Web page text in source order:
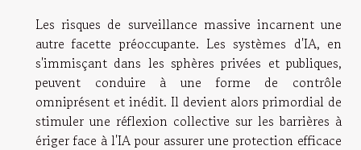
Les risques de surveillance massive incarnent une
autre facette préoccupante. Les systèmes d'IA, en
s'immisçant dans les sphères privées et publiques,
peuvent conduire à une forme de contrôle
omniprésent et inédit. Il devient alors primordial de
stimuler une réflexion collective sur les barrières à
ériger face à l'IA pour assurer une protection efficace